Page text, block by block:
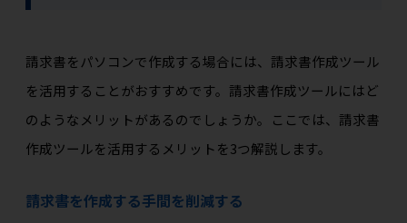
請求書をパソコンで作成する場合には、請求書作成ツール
を活用することがおすすめです。請求書作成ツールにはど
のようなメリットがあるのでしょうか。ここでは、請求書
作成ツールを活用するメリットを3つ解説します。
請求書を作成する手間を削減する